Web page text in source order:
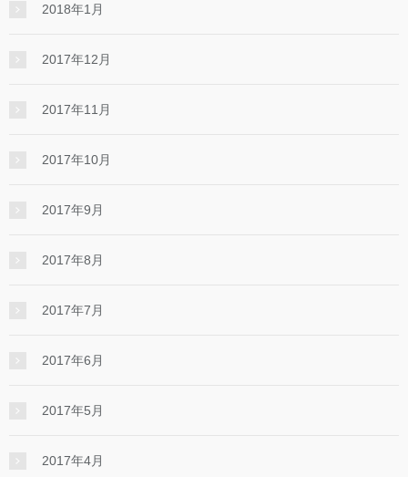
2018年1月
2017年12月
2017年11月
2017年10月
2017年9月
2017年8月
2017年7月
2017年6月
2017年5月
2017年4月